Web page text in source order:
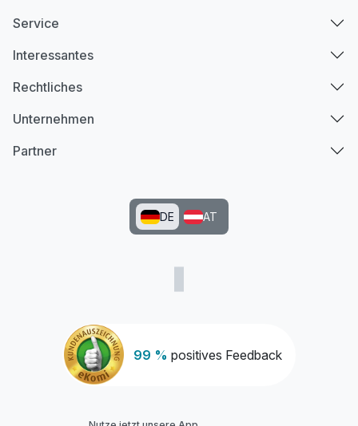
99 % positives Feedback
Service
Interessantes
Rechtliches
Unternehmen
Partner
DE AT